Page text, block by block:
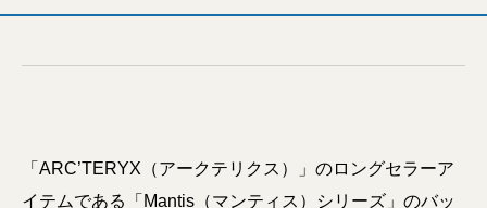
「ARC’TERYX（アークテリクス）」のロングセラーア
イテムである「Mantis（マンティス）シリーズ」のバッ